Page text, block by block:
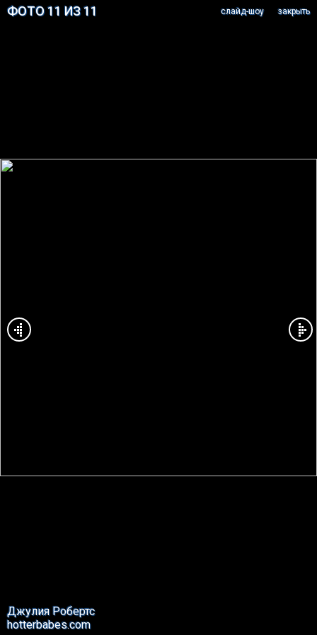
ФОТО 11 ИЗ 11 закрыть
cлайд-шоу
Джулия Робертс
hotterbabes.com